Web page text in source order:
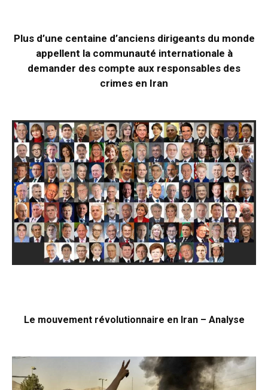
Plus d’une centaine d’anciens dirigeants du monde
appellent la communauté internationale à
demander des compte aux responsables des
crimes en Iran
Le mouvement révolutionnaire en Iran – Analyse